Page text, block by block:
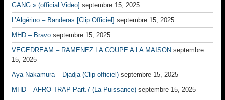
GANG » (official Video] septembre 15, 2025
L’Algérino – Banderas [Clip Officiel] septembre 15, 2025
MHD – Bravo septembre 15, 2025
VEGEDREAM – RAMENEZ LA COUPE A LA MAISON septembre
15, 2025
Aya Nakamura – Djadja (Clip officiel) septembre 15, 2025
MHD – AFRO TRAP Part.7 (La Puissance) septembre 15, 2025